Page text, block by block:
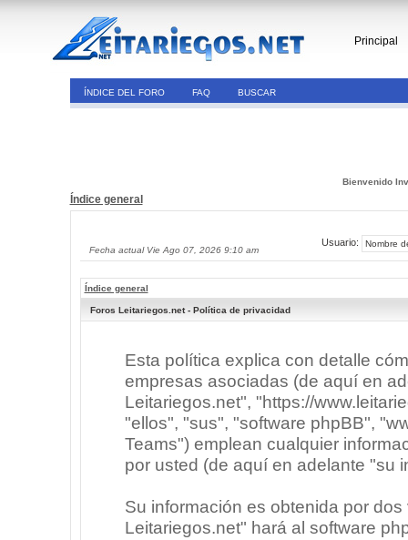
Principal
ÍNDICE DEL FORO FAQ BUSCAR
Bienvenido
Índice general
Fecha actual Vie Ago 07, 2026 9:10 am
Usuario:
Índice general
Foros Leitariegos.net - Política de privacidad
Esta política explica con detalle
empresas asociadas (de aquí en
Leitariegos.net", "https://
"ellos", "sus", "software phpBB",
Teams") emplean cualquier
por usted (de aquí en adelante "su
Su información es obtenida por
Leitariegos.net" hará al software